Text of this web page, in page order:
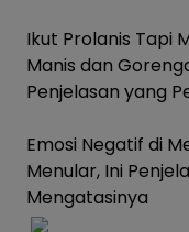
Ikut Prolanis Tapi
Manis dan
Penjelasan yang
Emosi Negatif di
Menular, Ini
Mengatasinya